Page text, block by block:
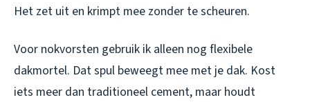
Het zet uit en krimpt mee zonder te scheuren.
Voor nokvorsten gebruik ik alleen nog flexibele
dakmortel. Dat spul beweegt mee met je dak. Kost
iets meer dan traditioneel cement, maar houdt